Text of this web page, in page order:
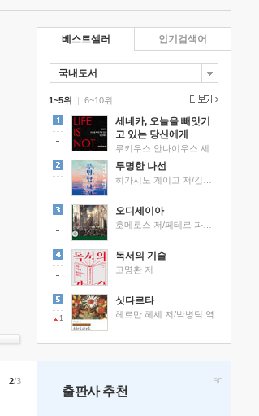
베스트셀러
국내도서
1~5위 |
세네카, 오늘을 빼앗기
고 있는 당신에게
투명한 나선
오디세이아
독서의 기술
고명환 저
1
싯다르타
헤르만 헤세 저/박병덕 역
6~10위
인기검색어
2/3
출판사 추천